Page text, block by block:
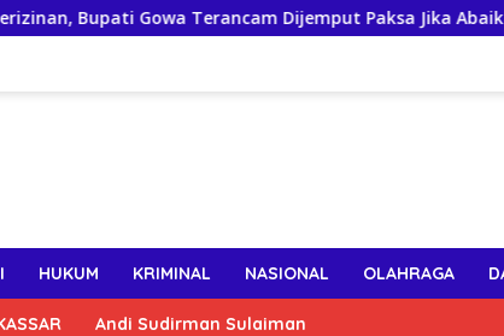
Terancam Dijemput Paksa Jika Abaikan Surat
HUKUM KRIMINAL NASIONAL OLAHRAGA
Andi Sudirman Sulaiman